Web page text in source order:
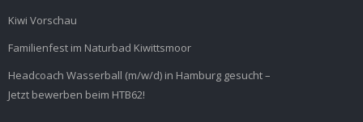
Kiwi Vorschau
Familienfest im Naturbad Kiwittsmoor
Headcoach Wasserball (m/w/d) in Hamburg gesucht –
Jetzt bewerben beim HTB62!